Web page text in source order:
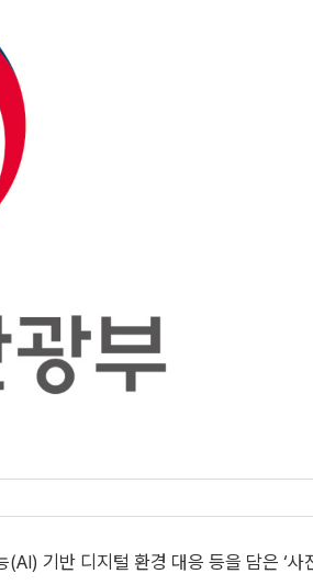
기반 디지털 환경 대응 등을 담은 ‘사